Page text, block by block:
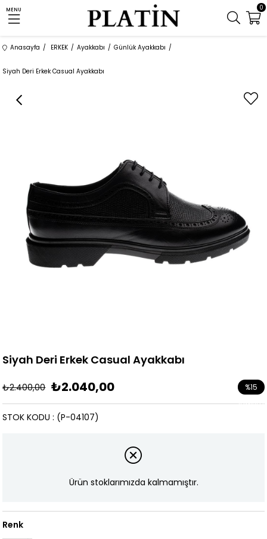
MENU 0
Anasayfa ERKEK Ayakkabı Günlük Ayakkabı
Siyah Deri Erkek Casual Ayakkabı
Siyah Deri Erkek Casual Ayakkabı
₺2.400,00 ₺2.040,00 %15
İndirim
(P-04107)
STOK KODU
Ürün stoklarımızda kalmamıştır.
Renk